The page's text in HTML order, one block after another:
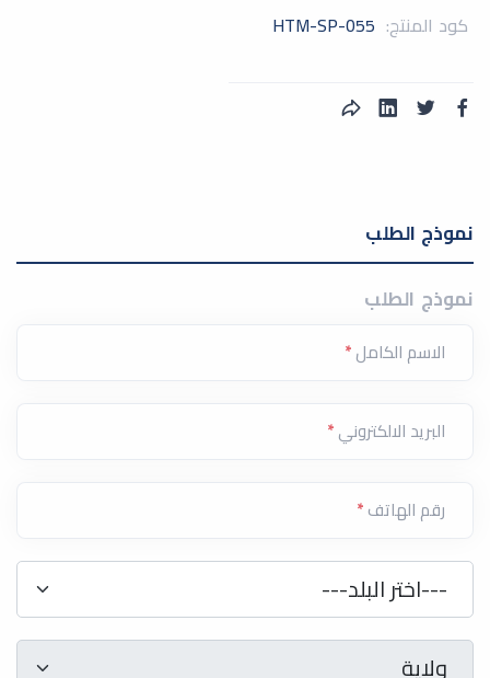
كود المنتج: HTM-SP-055
نموذج الطلب
نموذج الطلب
الاسم الكامل*
البريد الالكتروني*
رقم الهاتف*
---اختر البلد---
ولاية